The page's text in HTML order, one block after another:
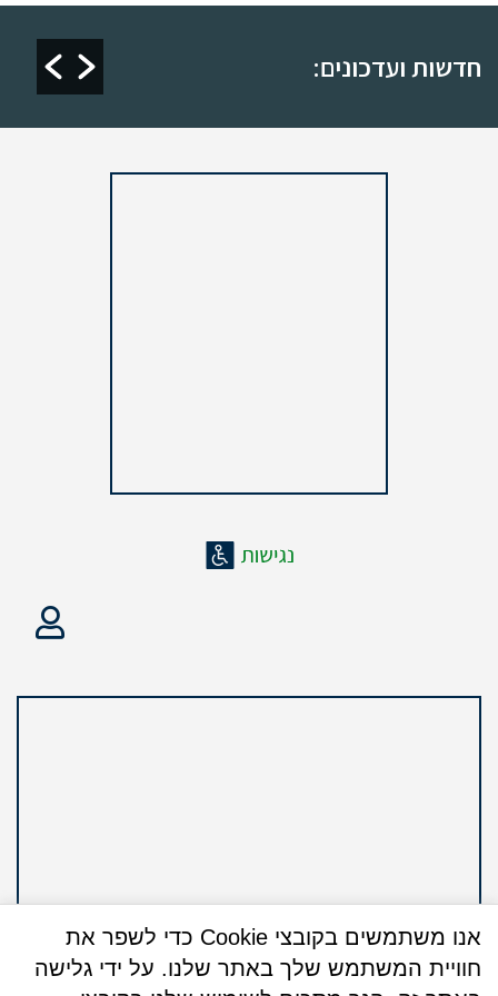
חדשות ועדכונים:
אנו משתמשים בקובצי Cookie כדי לשפר את
חוויית המשתמש שלך באתר שלנו. על ידי גלישה